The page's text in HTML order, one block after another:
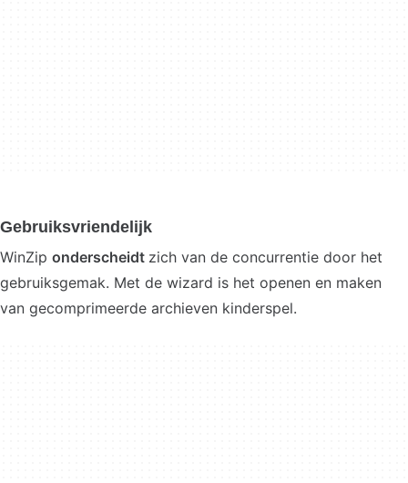
Gebruiksvriendelijk
WinZip onderscheidt zich van de concurrentie door het
gebruiksgemak. Met de wizard is het openen en maken
van gecomprimeerde archieven kinderspel.